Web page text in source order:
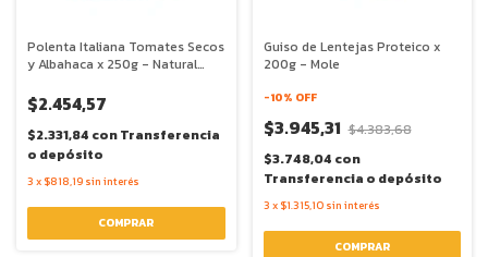
Polenta Italiana Tomates Secos
y Albahaca x 250g - Natural
$2.454,57
$2.331,84 conTransferencia
o depósito
3 x $818,19 sin interés
Guiso de Lentejas Proteico x
200g - Mole
-10% OFF
$3.945,31 $4.383,68
$3.748,04 con
Transferencia o depósito
3 x $1.315,10 sin interés